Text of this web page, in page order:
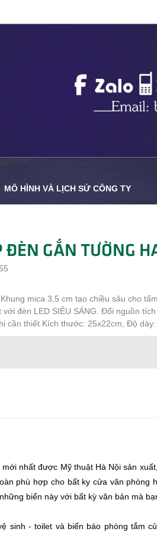
MÔ HÌNH VÀ LỊCH SỬ CÔNG TY
ĐÈN GẮN TƯỜNG
mica 3,5 cm tạo chiều sâu cho
đèn LED SIÊU SÁNG. Đổi nguồn
cần thiết Kích thước: 25x22cm, Độ dày:
nhất được Mỹ thuật Hà Nội sản
phù hợp cho bất ky cửa văn phòng
biển này với bất kỳ văn bản mà
sinh - toilet và biển báo phòng tắm